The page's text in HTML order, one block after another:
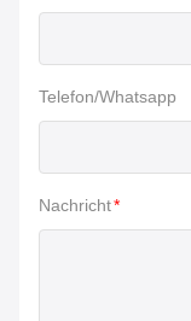
Telefon/Whatsapp
Nachricht*